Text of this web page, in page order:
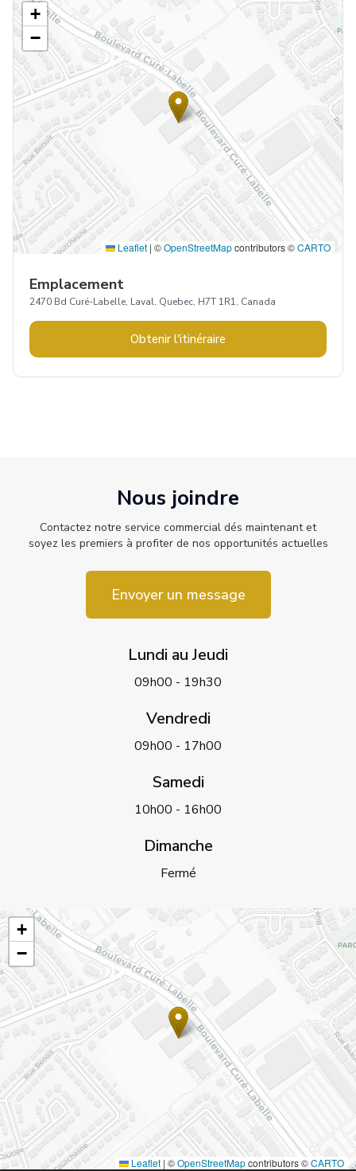
+
−
Leaflet | ©OpenStreetMapcontributors ©CARTO
Emplacement
2470 Bd Curé-Labelle, Laval, Quebec, H7T 1R1, Canada
Obtenir l'itinéraire
Nous joindre
Contactez notre service commercial dés maintenant et
soyez les premiers à profiter de nos opportunités actuelles
Envoyer un message
Lundi au Jeudi
09h00 - 19h30
Vendredi
09h00 - 17h00
Samedi
10h00 - 16h00
Dimanche
Fermé
+
−
Leaflet | ©OpenStreetMapcontributors ©CARTO